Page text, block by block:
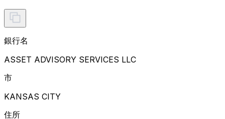
銀行名
ASSET ADVISORY SERVICES LLC
市
KANSAS CITY
住所